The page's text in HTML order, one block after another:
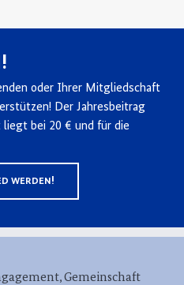
!
oder Ihrer Mitgliedschaft
Der Jahresbeitrag
bei 20 € und für die
WERDEN!
Gemeinschaft